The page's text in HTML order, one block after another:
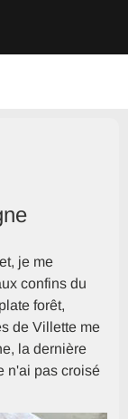
je me
confins du
forêt,
de Villette me
la dernière
n'ai pas croisé